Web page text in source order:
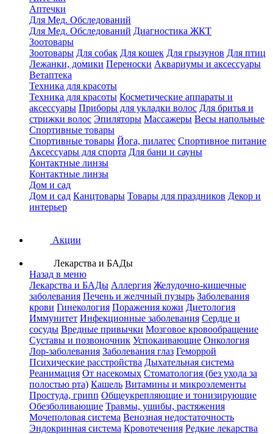
Аптечки
Для Мед. Обследований
Для Мед. Обследований Диагностика ЖКТ
Зоотовары
Зоотовары Для собак Для кошек Для грызунов Для птиц
Лежанки, домики Переноски Аквариумы и аксессуары
Ветаптека
Техника для красоты
Техника для красоты Косметические аппараты и
аксессуары Приборы для укладки волос Для бритья и
стрижки волос Эпиляторы Массажеры Весы напольные
Спортивные товары
Спортивные товары Йога, пилатес Спортивное питание
Аксессуары для спорта Для бани и сауны
Контактные линзы
Контактные линзы
Дом и сад
Дом и сад Канцтовары Товары для праздников Декор и
интерьер
Акции
Лекарства и БАДы
Назад в меню
Лекарства и БАДы Аллергия Желудочно-кишечные
заболевания Печень и желчный пузырь Заболевания
крови Гинекология Поражения кожи Диетология
Иммунитет Инфекционные заболевания Сердце и
сосуды Вредные привычки Мозговое кровообращение
Суставы и позвоночник Успокаивающие Онкология
Лор-заболевания Заболевания глаз Геморрой
Психические расстройства Дыхательная система
Реанимация От насекомых Стоматология (без ухода за
полостью рта) Кашель Витамины и микроэлементы
Простуда, грипп Общеукрепляющие и тонизирующие
Обезболивающие Травмы, ушибы, растяжения
Мочеполовая система Венозная недостаточность
Эндокринная система Кровотечения Редкие лекарства